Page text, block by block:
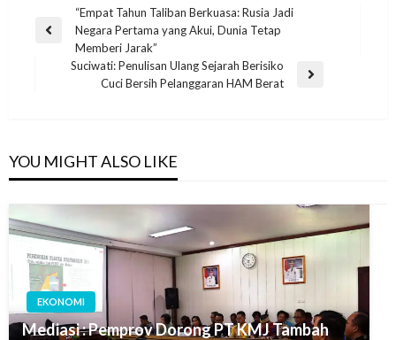
“Empat Tahun Taliban Berkuasa: Rusia Jadi
Negara Pertama yang Akui, Dunia Tetap
Memberi Jarak”
Suciwati: Penulisan Ulang Sejarah Berisiko
Cuci Bersih Pelanggaran HAM Berat
YOU MIGHT ALSO LIKE
EKONOMI
Mediasi : Pemprov Dorong PT KMJ Tambah